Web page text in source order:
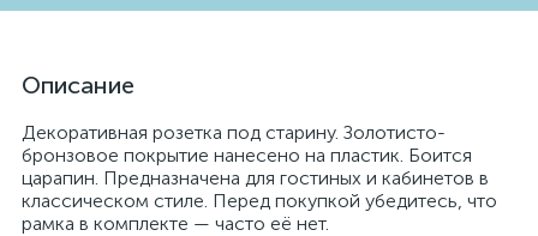
Описание
Декоративная розетка под старину. Золотисто-
бронзовое покрытие нанесено на пластик. Боится
царапин. Предназначена для гостиных и кабинетов в
классическом стиле. Перед покупкой убедитесь, что
рамка в комплекте — часто её нет.